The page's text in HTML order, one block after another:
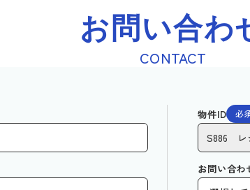
お問い合わ
CONTACT
物件ID 必
お問い合わ